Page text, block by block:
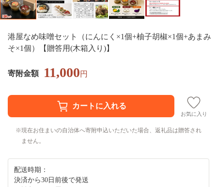
港屋なめ味噌セット（にんにく×1個+柚子胡椒×1個+あまみ
そ×1個）【贈答用(木箱入り)】
寄附金額 11,000円
お気に入り
現在お住まいの自治体へ寄附申込いただいた場合、返礼品は贈答され
ません。
配送時期：
決済から30日前後で発送